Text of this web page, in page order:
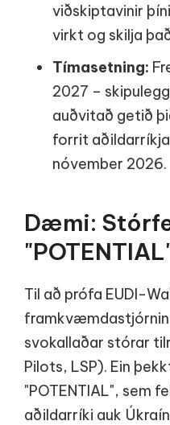
viðskiptavinir
virkt og skilja
Tímasetning:
2027 –
auðvitað getið
forrit aðildarríkja
nóvember 2026.
Dæmi:
Til að prófa EUDI-
svokallaðar stórar
Pilots, LSP). Ein
"POTENTIAL", sem
aðildarríki auk